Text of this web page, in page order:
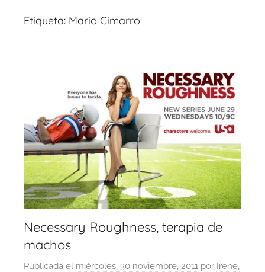
Etiqueta: Mario Cimarro
Necessary Roughness, terapia de
machos
Publicada el miércoles, 30 noviembre, 2011 por Irene,